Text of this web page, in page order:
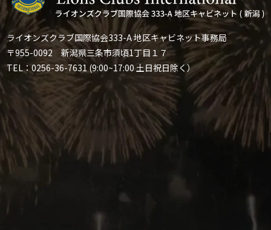
ライオンズクラブ国際協会333-A 地区キャビネット事務局
〒955-0092 新潟県三条市須頃1丁目１７
TEL：0256-36-7631 (9:00~17:00 土日祝日除く）